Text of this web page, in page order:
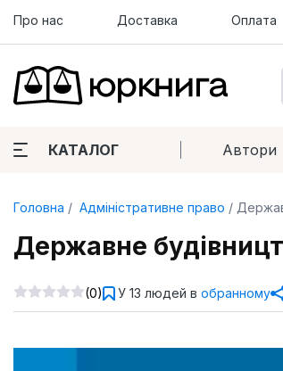
Про нас Доставка Оплата
КАТАЛОГ Автори
Головна Адміністративне право
Державне
(0) У 13 людей в обранному